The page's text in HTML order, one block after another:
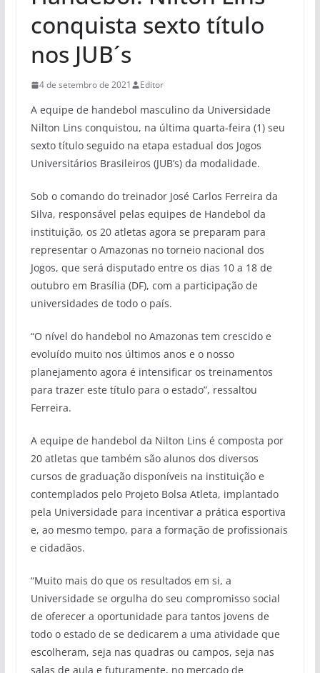
conquista sexto título
nos JUB´s
4 de setembro de 2021 Editor
A equipe de handebol masculino da Universidade
Nilton Lins conquistou, na última quarta-feira (1) seu
sexto título seguido na etapa estadual dos Jogos
Universitários Brasileiros (JUB’s) da modalidade.
Sob o comando do treinador José Carlos Ferreira da
Silva, responsável pelas equipes de Handebol da
instituição, os 20 atletas agora se preparam para
representar o Amazonas no torneio nacional dos
Jogos, que será disputado entre os dias 10 a 18 de
outubro em Brasília (DF), com a participação de
universidades de todo o país.
“O nível do handebol no Amazonas tem crescido e
evoluído muito nos últimos anos e o nosso
planejamento agora é intensificar os treinamentos
para trazer este título para o estado”, ressaltou
Ferreira.
A equipe de handebol da Nilton Lins é composta por
20 atletas que também são alunos dos diversos
cursos de graduação disponíveis na instituição e
contemplados pelo Projeto Bolsa Atleta, implantado
pela Universidade para incentivar a prática esportiva
e, ao mesmo tempo, para a formação de profissionais
e cidadãos.
“Muito mais do que os resultados em si, a
Universidade se orgulha do seu compromisso social
de oferecer a oportunidade para tantos jovens de
todo o estado de se dedicarem a uma atividade que
escolheram, seja nas quadras ou campos, seja nas
salas de aula e futuramente, no mercado de